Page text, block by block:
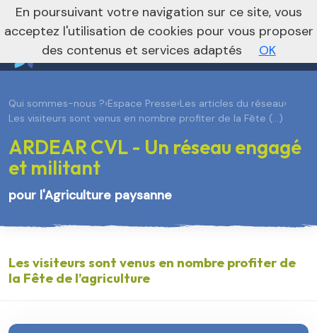
Je m’abonne à la newsletter foncière Vers le site national
Qui sommes-nous ?›Espace Presse›Les articles du réseau›
Les visiteurs sont venus en nombre profiter de la Fête (…)
ARDEAR CVL - Un réseau engagé
et militant
pour l'Agriculture paysanne
Les visiteurs sont venus en nombre profiter de
la Fête de l’agriculture
En poursuivant votre navigation sur ce site, vous
acceptez l'utilisation de cookies pour vous proposer
des contenus et services adaptés
OK